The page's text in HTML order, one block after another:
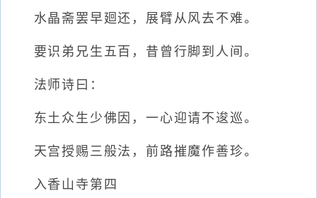
水晶斋罢早廻还，展臂从风去不难。
要识弟兄生五百，昔曾行脚到人间。
法师诗曰：
东土众生少佛因，一心迎请不逡巡。
天宫授赐三般法，前路摧魔作善珍。
入香山寺第四